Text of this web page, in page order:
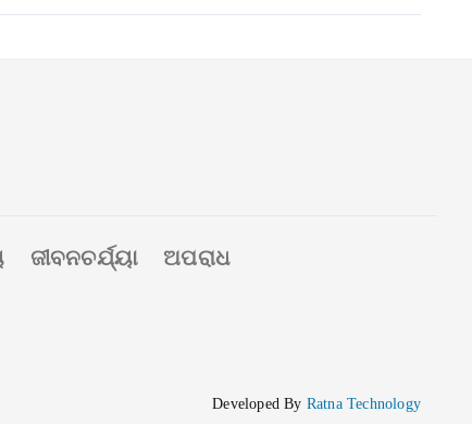
ଜୀବନଚର୍ଯ୍ୟା
ଅପରାଧ
Developed By Ratna Technology